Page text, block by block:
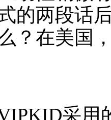
的两段话
？在美国
采用